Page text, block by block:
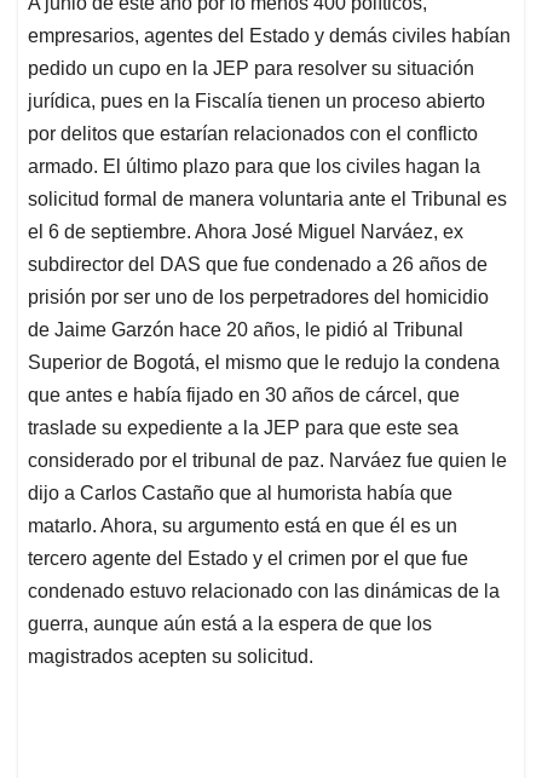
s
A
p
p
b
o
o
k
e
d
I
n
l
a
d
s
empresarios, agentes del Estado y demás civiles habían
pedido un cupo en la JEP para resolver su situación
jurídica, pues en la Fiscalía tienen un proceso abierto
por delitos que estarían relacionados con el conflicto
armado. El último plazo para que los civiles hagan la
solicitud formal de manera voluntaria ante el Tribunal es
el 6 de septiembre. Ahora José Miguel Narváez, ex
subdirector del DAS que fue condenado a 26 años de
prisión por ser uno de los perpetradores del homicidio
de Jaime Garzón hace 20 años, le pidió al Tribunal
Superior de Bogotá, el mismo que le redujo la condena
que antes e había fijado en 30 años de cárcel, que
traslade su expediente a la JEP para que este sea
considerado por el tribunal de paz. Narváez fue quien le
dijo a Carlos Castaño que al humorista había que
matarlo. Ahora, su argumento está en que él es un
tercero agente del Estado y el crimen por el que fue
condenado estuvo relacionado con las dinámicas de la
guerra, aunque aún está a la espera de que los
magistrados acepten su solicitud.